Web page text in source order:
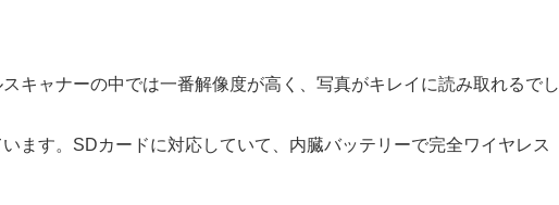
キャナーの中では一番解像度が高く、写真がキレイに読み取れるでし
ます。SDカードに対応していて、内臓バッテリーで完全ワイヤレス